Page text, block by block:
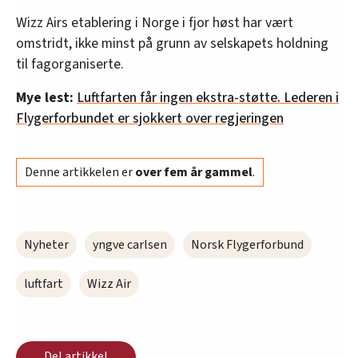
Wizz Airs etablering i Norge i fjor høst har vært
omstridt, ikke minst på grunn av selskapets holdning
til fagorganiserte.
Mye lest: Luftfarten får ingen ekstra-støtte. Lederen i
Flygerforbundet er sjokkert over regjeringen
Denne artikkelen erover fem år gammel.
Nyheter yngve carlsen Norsk Flygerforbund
luftfart Wizz Air